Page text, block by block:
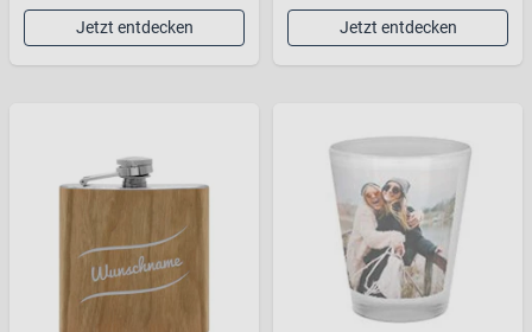
Jetzt entdecken Jetzt entdecken